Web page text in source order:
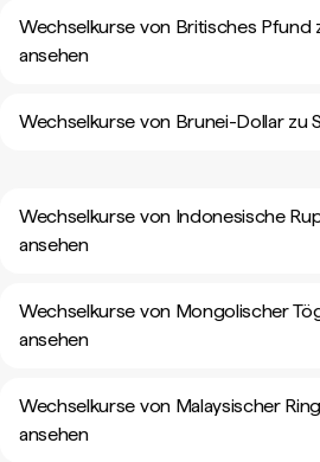
Wechselkurse von Britisches Pfund
ansehen
Wechselkurse von Brunei-Dollar zu
Wechselkurse von Indonesische
ansehen
Wechselkurse von Mongolischer
ansehen
Wechselkurse von Malaysischer
ansehen